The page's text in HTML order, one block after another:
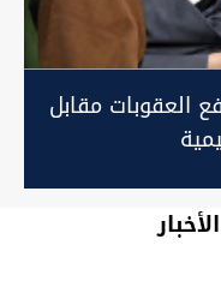
العقوبات مقابل